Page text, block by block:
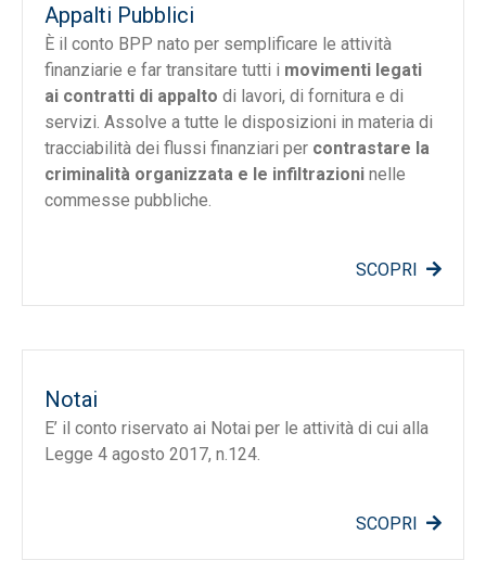
Appalti Pubblici
È il conto BPP nato per semplificare le attività
finanziarie e far transitare tutti i movimenti legati
ai contratti di appalto di lavori, di fornitura e di
servizi. Assolve a tutte le disposizioni in materia di
tracciabilità dei flussi finanziari per contrastare la
criminalità organizzata e le infiltrazioni nelle
commesse pubbliche.
SCOPRI
Notai
E’ il conto riservato ai Notai per le attività di cui alla
Legge 4 agosto 2017, n.124.
SCOPRI